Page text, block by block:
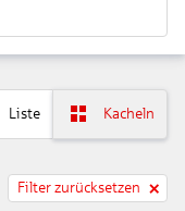
Liste Kacheln
Filter zurücksetzen